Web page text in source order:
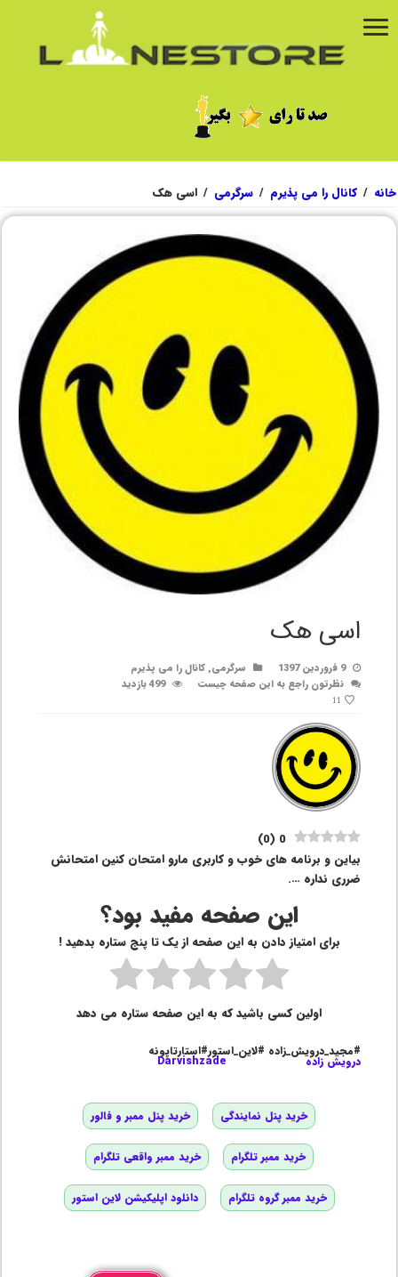
خانه / کانال را می پذیرم / سرگرمی / اسی هک
اسی هک
9 فروردین 1397 سرگرمی,کانال را می پذیرم
نظرتون راجع به این صفحه چیست
499 بازدید
11
0
(
0
)
بیاین و برنامه های خوب و کاربری مارو امتحان کنین امتحانش
ضرری نداره ….
این صفحه مفید بود؟
برای امتیاز دادن به این صفحه از یک تا پنج ستاره بدهید !
اولین کسی باشید که به این صفحه ستاره می دهد
#مجید_درویش_زاده #لاین_استور#استارتاپونه
درویش زاده Darvishzade
خرید پنل نمایندگی خرید پنل ممبر و فالور
خرید ممبر تلگرام خرید ممبر واقعی تلگرام
خرید ممبر گروه تلگرام دانلود اپلیکیشن لاین استور